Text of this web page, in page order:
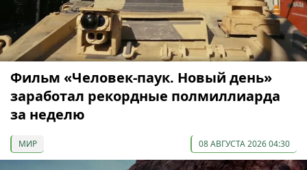
Фильм «Человек-паук. Новый день»
заработал рекордные полмиллиарда
за неделю
МИР 08 АВГУСТА 2026 04:30